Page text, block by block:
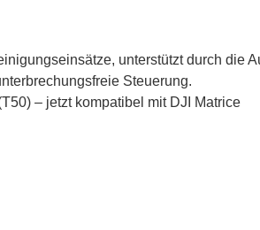
unterstützt durch die
Steuerung.